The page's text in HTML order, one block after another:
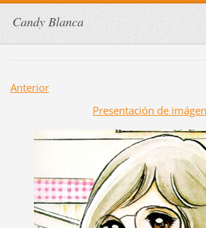
Candy Blanca
Anterior
Presentación de